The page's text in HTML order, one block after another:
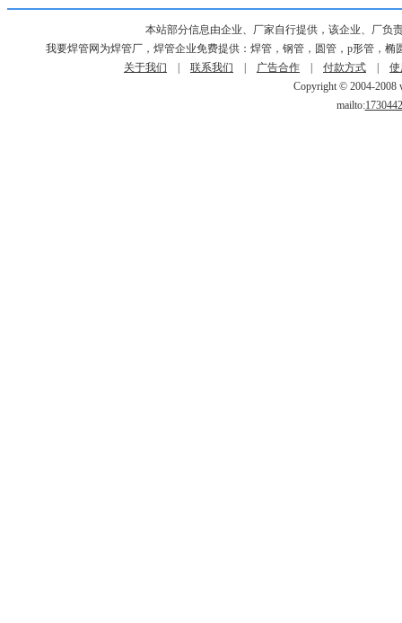
本站部分信息由企业、厂家自行提供，该企业、厂负
我要焊管网为焊管厂，焊管企业免费提供：焊管，钢管，圆管，p形管，
关于我们
联系我们 广告合作 付款方式
Copyright © 2004-2008
mailto: